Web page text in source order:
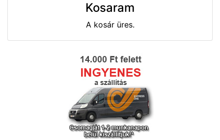
Kosaram
A kosár üres.